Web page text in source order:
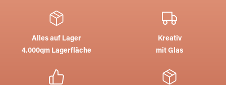
Alles auf Lager
4.000qm Lagerfläche
Kreativ
mit Glas